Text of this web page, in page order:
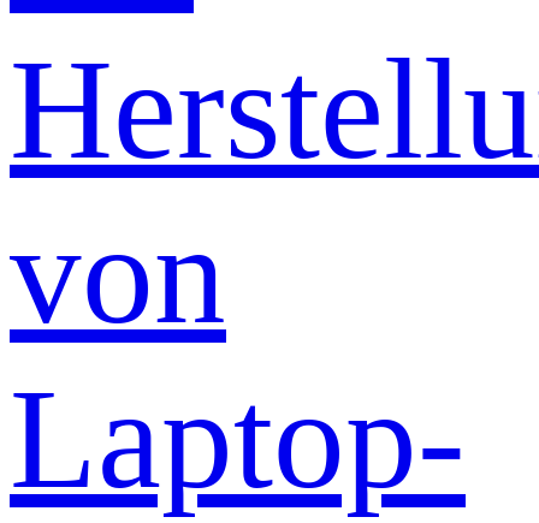
von
Laptop-